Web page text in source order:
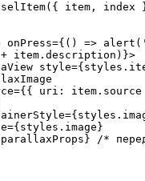
item, index
item.description)}>
style={styles.image}